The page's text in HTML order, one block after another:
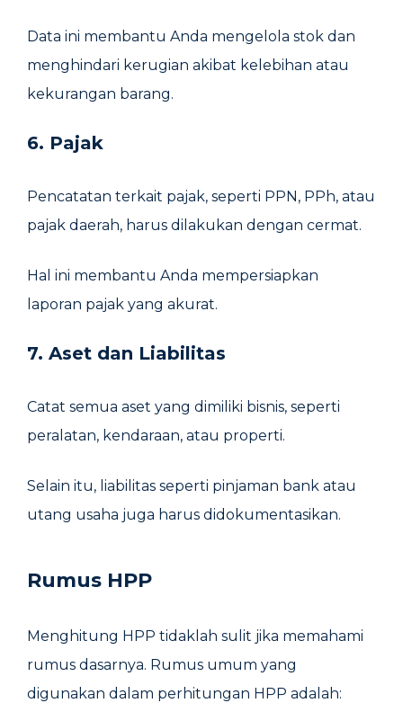
Data ini membantu Anda mengelola stok dan
menghindari kerugian akibat kelebihan atau
kekurangan barang.
6. Pajak
Pencatatan terkait pajak, seperti PPN, PPh, atau
pajak daerah, harus dilakukan dengan cermat.
Hal ini membantu Anda mempersiapkan
laporan pajak yang akurat.
7. Aset dan Liabilitas
Catat semua aset yang dimiliki bisnis, seperti
peralatan, kendaraan, atau properti.
Selain itu, liabilitas seperti pinjaman bank atau
utang usaha juga harus didokumentasikan.
Rumus HPP
Menghitung HPP tidaklah sulit jika memahami
rumus dasarnya. Rumus umum yang
digunakan dalam perhitungan HPP adalah: